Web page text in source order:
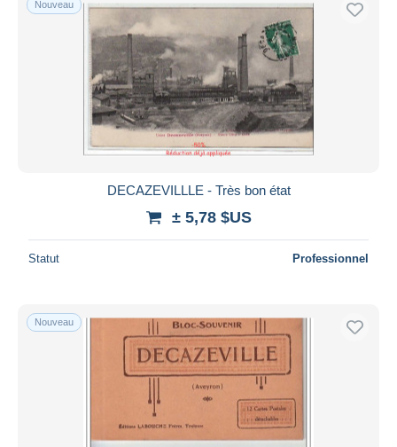
Nouveau
DECAZEVILLLE - Très bon état
± 5,78 $US
Statut Professionnel
Nouveau